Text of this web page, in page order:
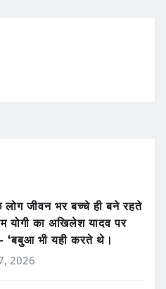
लोग जीवन भर बच्चे ही बने रहते
योगी का अखिलेश यादव पर
‘बबुआ भी यही करते थे।
2026